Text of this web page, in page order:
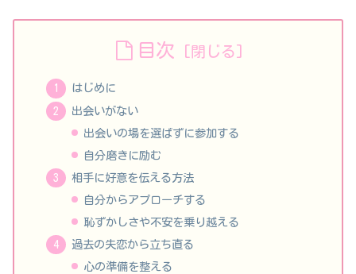
目次
はじめに
出会いがない
出会いの場を選ばずに参加する
自分磨きに励む
相手に好意を伝える方法
自分からアプローチする
恥ずかしさや不安を乗り越える
過去の失恋から立ち直る
心の準備を整える